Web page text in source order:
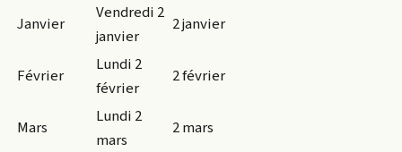
Janvier
Vendredi 2
janvier
2 janvier
Février
Lundi 2
février
2 février
Mars
Lundi 2
mars
2 mars